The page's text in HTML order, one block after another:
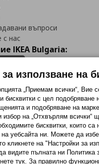
въпроси
с нас
IKEA Bulgaria:
ни:
YoutubePinterestInstagram
използване на
„Приемам всички“, Вие
бисквитки с цел подобряване
и подобряване на
избор на „Отхвърлям всички“
бисквитки, които са
уебсайта ни. Можете да
кликнете на "Настройки за
видите пълната ни Политика
тук. За правилно